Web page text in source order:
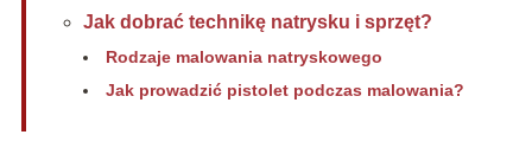
Jak dobrać technikę natrysku i sprzęt?
Rodzaje malowania natryskowego
Jak prowadzić pistolet podczas malowania?